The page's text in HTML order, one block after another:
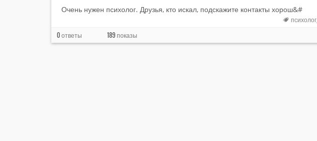
Очень нужен психолог. Друзья, кто искал, подскажите контакты хорош&#
психолог
0ответы 189показы